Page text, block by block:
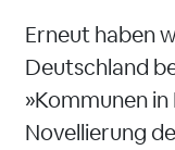
Erneut haben
Deutschland
»Kommunen
Novellierung